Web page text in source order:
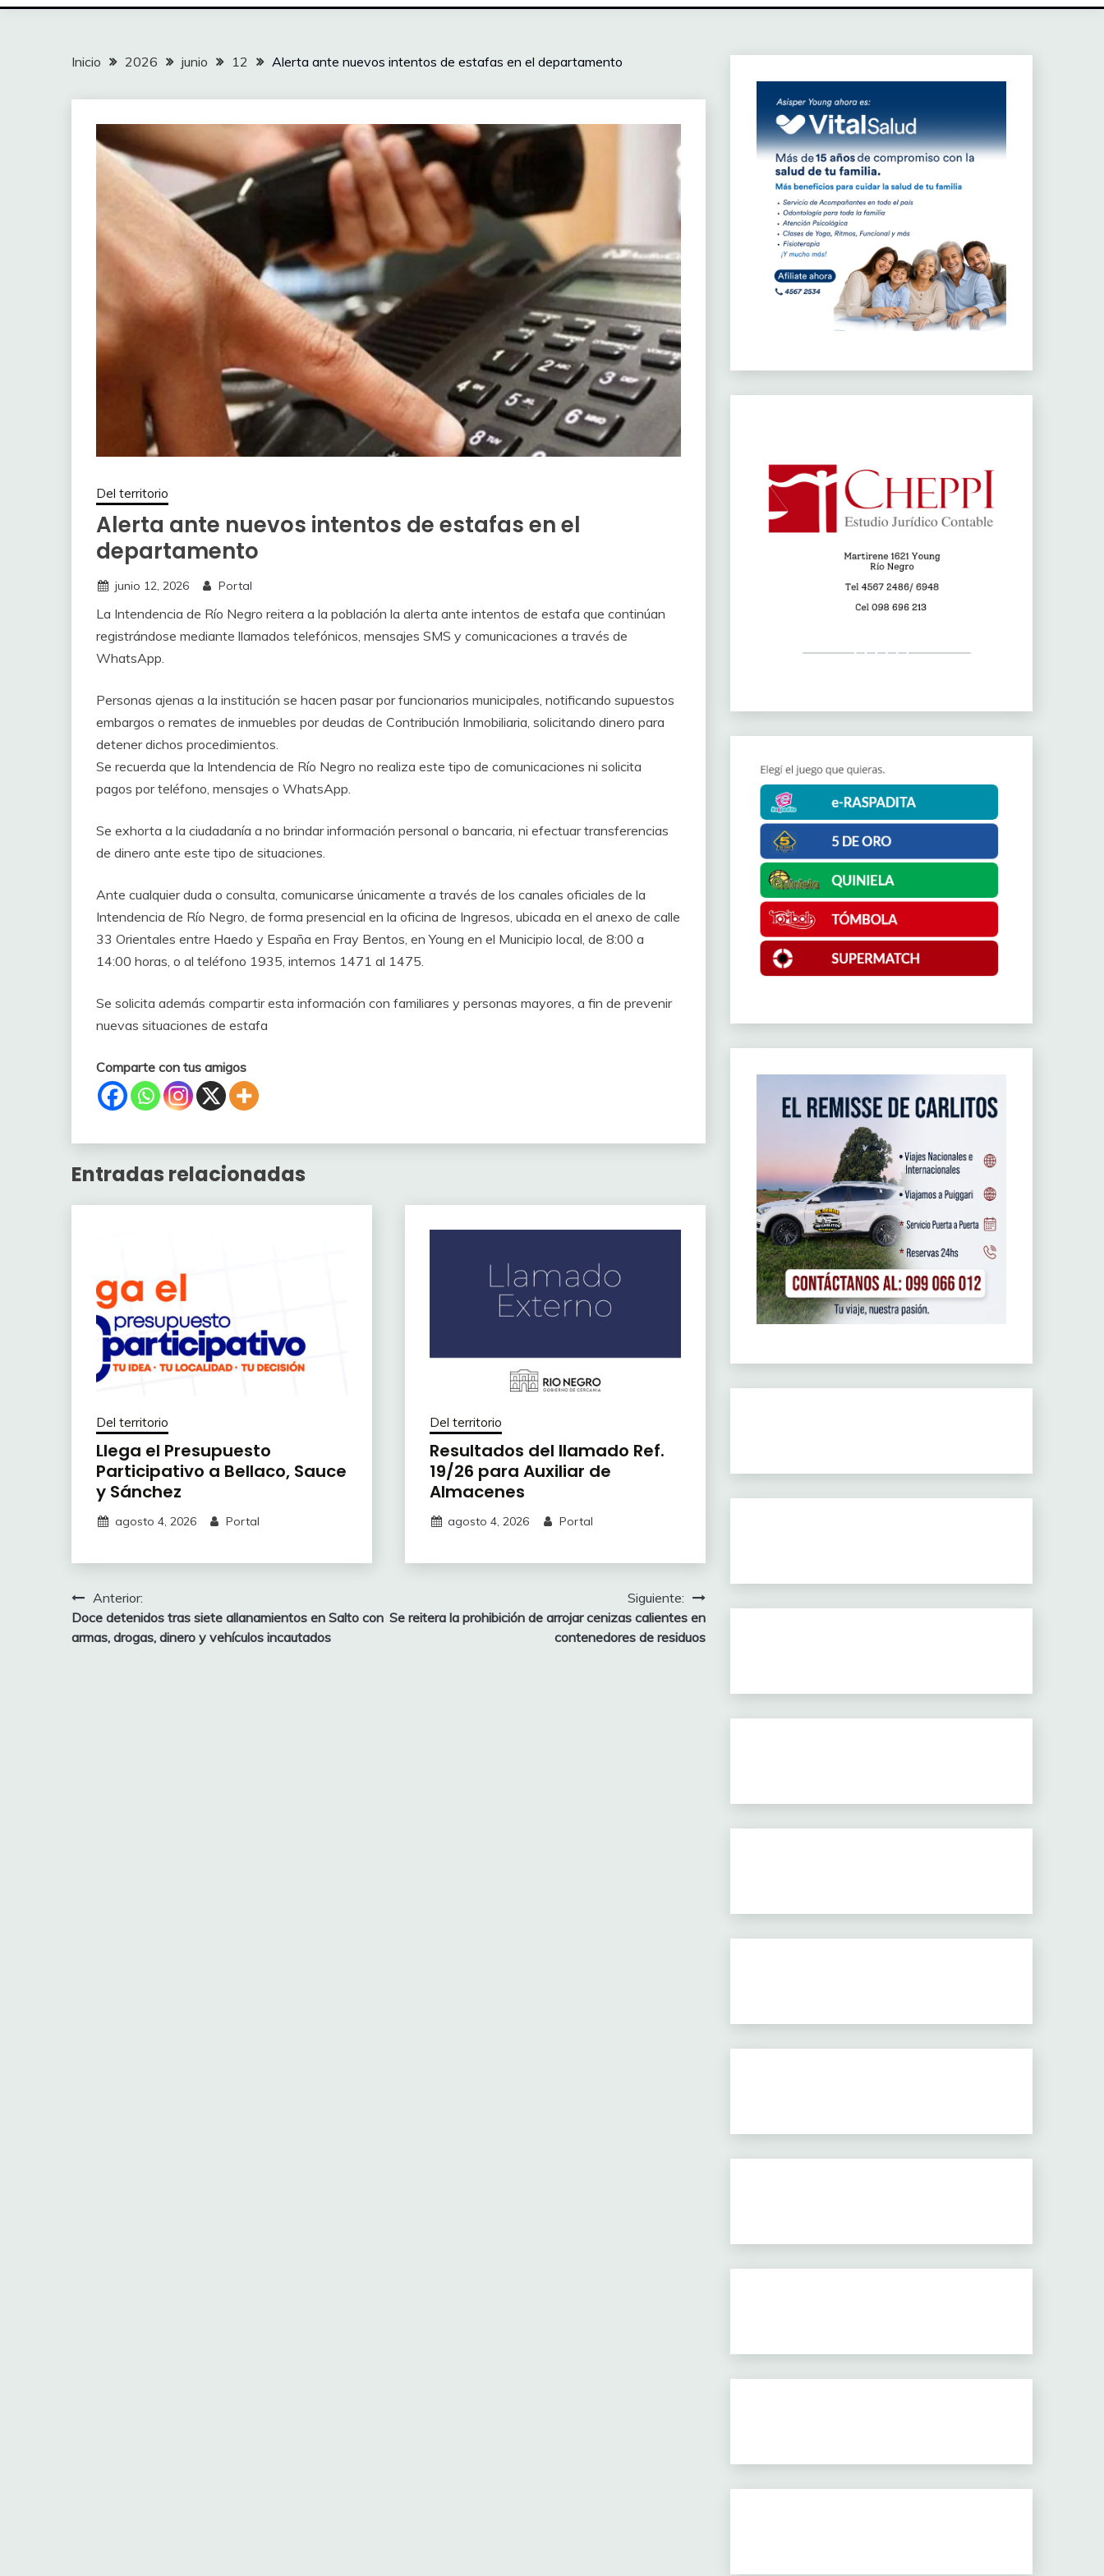
Inicio 2026 junio 12 Alerta ante nuevos intentos de estafas en el departamento
Del territorio
Alerta ante nuevos intentos de estafas en el
departamento
junio 12, 2026 Portal
La Intendencia de Río Negro reitera a la población la alerta ante intentos de estafa que continúan
registrándose mediante llamados telefónicos, mensajes SMS y comunicaciones a través de
WhatsApp.
Personas ajenas a la institución se hacen pasar por funcionarios municipales, notificando supuestos
embargos o remates de inmuebles por deudas de Contribución Inmobiliaria, solicitando dinero para
detener dichos procedimientos.
Se recuerda que la Intendencia de Río Negro no realiza este tipo de comunicaciones ni solicita
pagos por teléfono, mensajes o WhatsApp.
Se exhorta a la ciudadanía a no brindar información personal o bancaria, ni efectuar transferencias
de dinero ante este tipo de situaciones.
Ante cualquier duda o consulta, comunicarse únicamente a través de los canales oficiales de la
Intendencia de Río Negro, de forma presencial en la oficina de Ingresos, ubicada en el anexo de calle
33 Orientales entre Haedo y España en Fray Bentos, en Young en el Municipio local, de 8:00 a
14:00 horas, o al teléfono 1935, internos 1471 al 1475.
Se solicita además compartir esta información con familiares y personas mayores, a fin de prevenir
nuevas situaciones de estafa
Comparte con tus amigos
Entradas relacionadas
Del territorio
Llega el Presupuesto
Participativo a Bellaco, Sauce
y Sánchez
agosto 4, 2026 Portal
Del territorio
Resultados del llamado Ref.
19/26 para Auxiliar de
Almacenes
agosto 4, 2026 Portal
Navegación
de
Anterior:
Doce detenidos tras siete allanamientos en Salto con
armas, drogas, dinero y vehículos incautados
Siguiente:
Se reitera la prohibición de arrojar cenizas calientes en
contenedores de residuos